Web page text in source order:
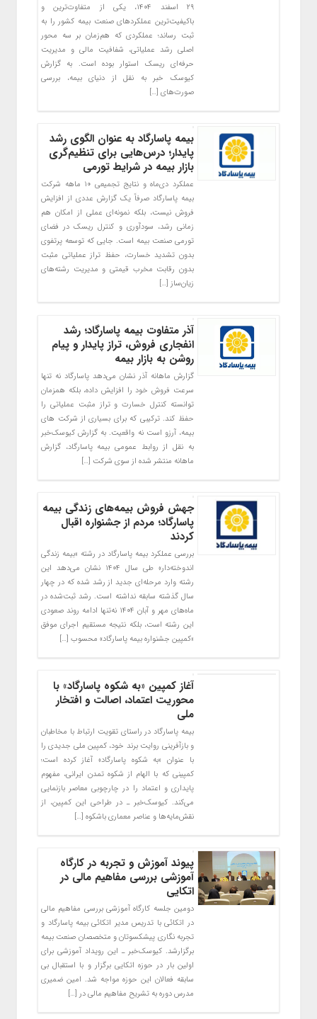
۲۹ اسفند ۱۴۰۴، یکی از متفاوت‌ترین و
باکیفیت‌ترین عملکردهای صنعت بیمه کشور را به
ثبت رساند؛ عملکردی که هم‌زمان بر سه محور
اصلی رشد عملیاتی، شفافیت مالی و مدیریت
حرفه‌ای ریسک استوار بوده است. به گزارش
کیوسک خبر به نقل از دنیای بیمه، بررسی
صورت‌های […]
بیمه پاسارگاد به‌ عنوان الگوی رشد
پایدار؛ درس‌هایی برای تنظیم‌گری
بازار بیمه در شرایط تورمی
عملکرد دی‌ماه و نتایج تجمیعی ۱۰ ماهه شرکت
بیمه پاسارگاد صرفاً یک گزارش عددی از افزایش
فروش نیست، بلکه نمونه‌ای عملی از امکان هم‌
زمانی رشد، سودآوری و کنترل ریسک در فضای
تورمی صنعت بیمه است. جایی که توسعه پرتفوی
بدون تشدید خسارت، حفظ تراز عملیاتی مثبت
بدون رقابت مخرب قیمتی و مدیریت رشته‌های
زیان‌ساز […]
آذر متفاوت بیمه پاسارگاد؛ رشد
انفجاری فروش، تراز پایدار و پیام
روشن به بازار بیمه
گزارش ماهانه آذر نشان می‌دهد پاسارگاد نه‌ تنها
سرعت فروش خود را افزایش داده، بلکه همزمان
توانسته کنترل خسارت و تراز مثبت عملیاتی را
حفظ کند. ترکیبی که برای بسیاری از شرکت‌ های
بیمه، آرزو است نه واقعیت. به گزارش کیوسک‌خبر
به نقل از روابط عمومی بیمه پاسارگاد، گزارش
ماهانه منتشر شده از سوی شرکت […]
جهش فروش بیمه‌های زندگی بیمه
پاسارگاد؛ مردم از جشنواره اقبال
کردند
بررسی عملکرد بیمه پاسارگاد در رشته «بیمه زندگی
اندوخته‌دار» طی سال ۱۴۰۴ نشان می‌دهد این
رشته وارد مرحله‌ای جدید از رشد شده که در چهار
سال گذشته سابقه نداشته است. رشد ثبت‌شده در
ماه‌های مهر و آبان ۱۴۰۴ نه‌تنها ادامه روند صعودی
این رشته است، بلکه نتیجه مستقیم اجرای موفق
«کمپین جشنواره بیمه پاسارگاد» محسوب […]
آغاز کمپین «به شکوه پاسارگاد» با
محوریت اعتماد، اصالت و افتخار
ملی
بیمه پاسارگاد در راستای تقویت ارتباط با مخاطبان
و بازآفرینی روایت برند خود، کمپین ملی جدیدی را
با عنوان «به شکوه پاسارگاد» آغاز کرده است؛
کمپینی که با الهام از شکوه تمدن ایرانی، مفهوم
پایداری و اعتماد را در چارچوبی معاصر بازنمایی
می‌کند. کیوسک‌خبر ـ در طراحی این کمپین، از
نقش‌مایه‌ها و عناصر معماری باشکوه […]
پیوند آموزش و تجربه در کارگاه
آموزشی بررسی مفاهیم مالی در
اتکایی
دومین جلسه کارگاه آموزشی بررسی مفاهیم مالی
در اتکائی با تدریس مدیر اتکائی بیمه پاسارگاد و
تجربه نگاری پیشکسوتان و متخصصان صنعت بیمه
برگزارشد. کیوسک‌خبر ـ این رویداد آموزشی برای
اولین بار در حوزه اتکایی برگزار و با استقبال بی
سابقه فعالان این حوزه مواجه شد. امین ضمیری
مدرس دوره به تشریح مفاهیم مالی در […]